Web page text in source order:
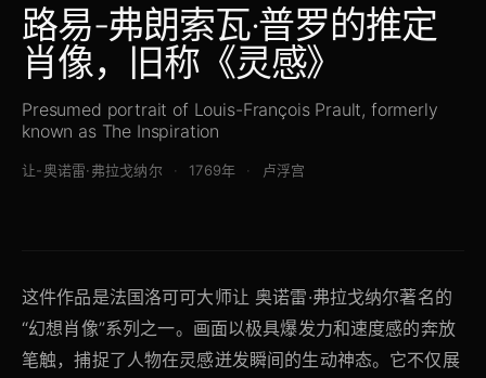
路易-弗朗索瓦·普罗的推定
肖像，旧称《灵感》
Presumed portrait of Louis-François Prault, formerly
known as The Inspiration
让-奥诺雷·弗拉戈纳尔 1769年 卢浮宫
这件作品是法国洛可可大师让 奥诺雷·弗拉戈纳尔著名的
“幻想肖像”系列之一。画面以极具爆发力和速度感的奔放
笔触，捕捉了人物在灵感迸发瞬间的生动神态。它不仅展